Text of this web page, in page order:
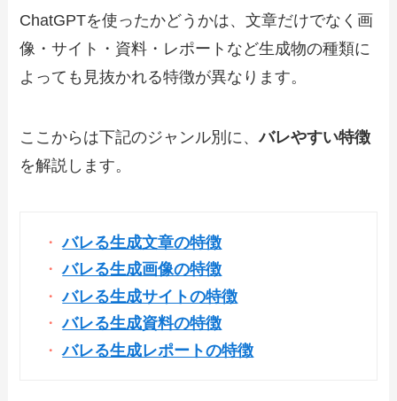
ChatGPTを使ったかどうかは、文章だけでなく画
像・サイト・資料・レポートなど生成物の種類に
よっても見抜かれる特徴が異なります。
ここからは下記のジャンル別に、バレやすい特徴
を解説します。
バレる生成文章の特徴
バレる生成画像の特徴
バレる生成サイトの特徴
バレる生成資料の特徴
バレる生成レポートの特徴